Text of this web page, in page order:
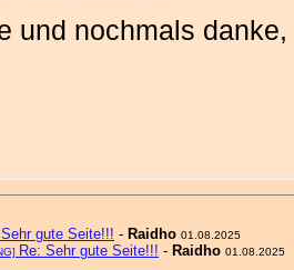
und nochmals danke,
Sehr gute Seite!!! - Raidho 01.08.2025
Re: Sehr gute Seite!!! - Raidho 01.08.2025